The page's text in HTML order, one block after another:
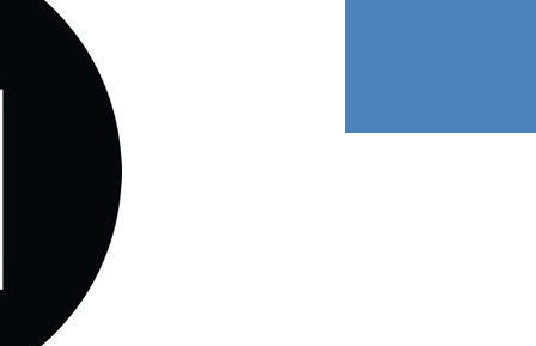
de la provincia en Orihuela